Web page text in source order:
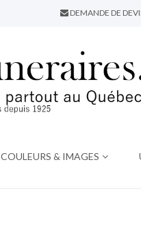
DEMANDE DE
COULEURS & IMAGES